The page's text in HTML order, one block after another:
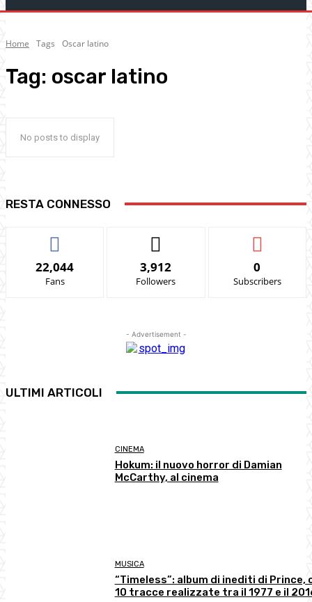
Home Tags Oscar latino
Tag: oscar latino
No posts to display
RESTA CONNESSO
22,044
Fans
3,912
Followers
0
Subscribers
- Advertisement -
ULTIMI ARTICOLI
CINEMA
Hokum: il nuovo horror di Damian
McCarthy, al cinema
MUSICA
“Timeless”: album di inediti di Prince,
10 tracce realizzate tra il 1977 e il